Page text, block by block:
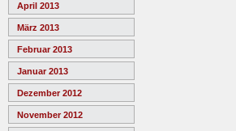
April 2013
März 2013
Februar 2013
Januar 2013
Dezember 2012
November 2012